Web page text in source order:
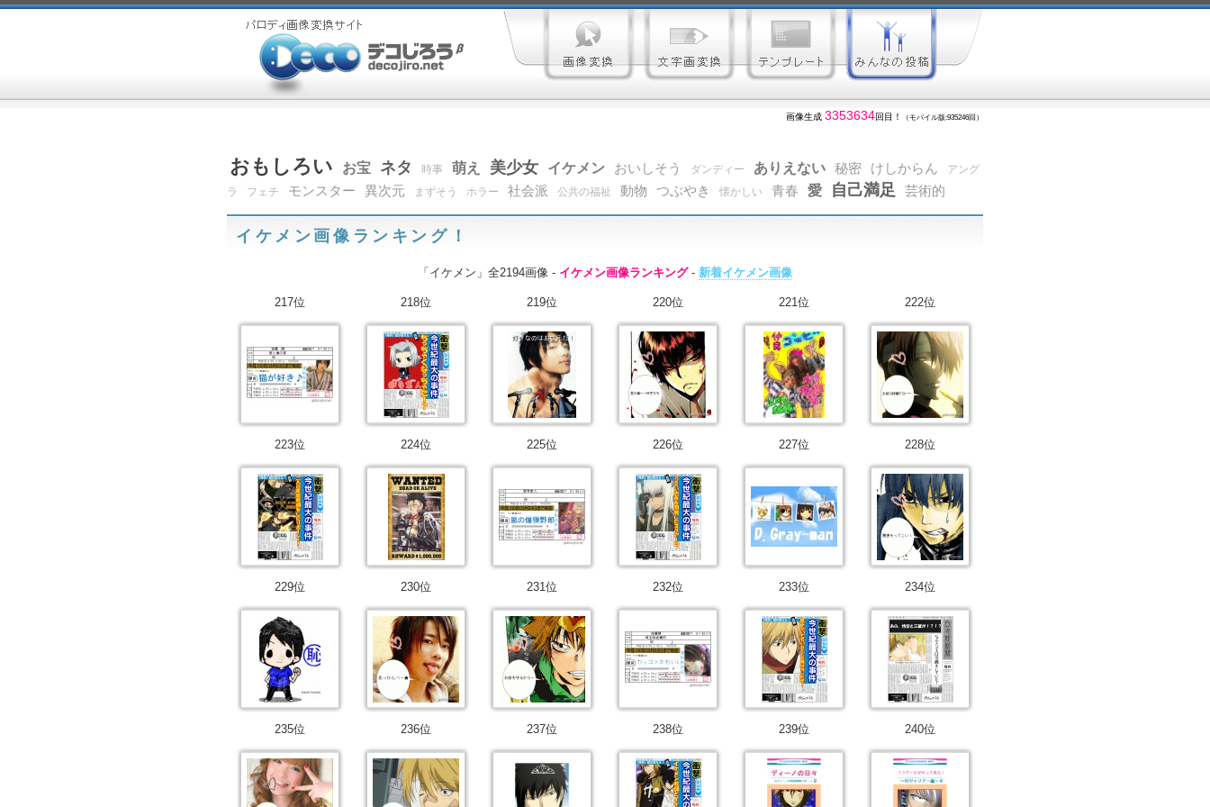
画像生成 3353634回目！ （モバイル版:935246回）
おもしろい お宝 ネタ 時事 萌え 美少女 イケメン おいしそう ダンディー ありえない 秘密 けしからん
アング
ラ
フェチ モンスター 異次元 まずそう ホラー 社会派 公共の福祉 動物 つぶやき 懐かしい 青春 愛 自己満足 芸術的
イケメン画像ランキング！
「イケメン」全2194画像 - イケメン画像ランキング- 新着イケメン画像
217位 218位 219位 220位 221位 222位
223位 224位 225位 226位 227位 228位
229位 230位 231位 232位 233位 234位
235位 236位 237位 238位 239位 240位